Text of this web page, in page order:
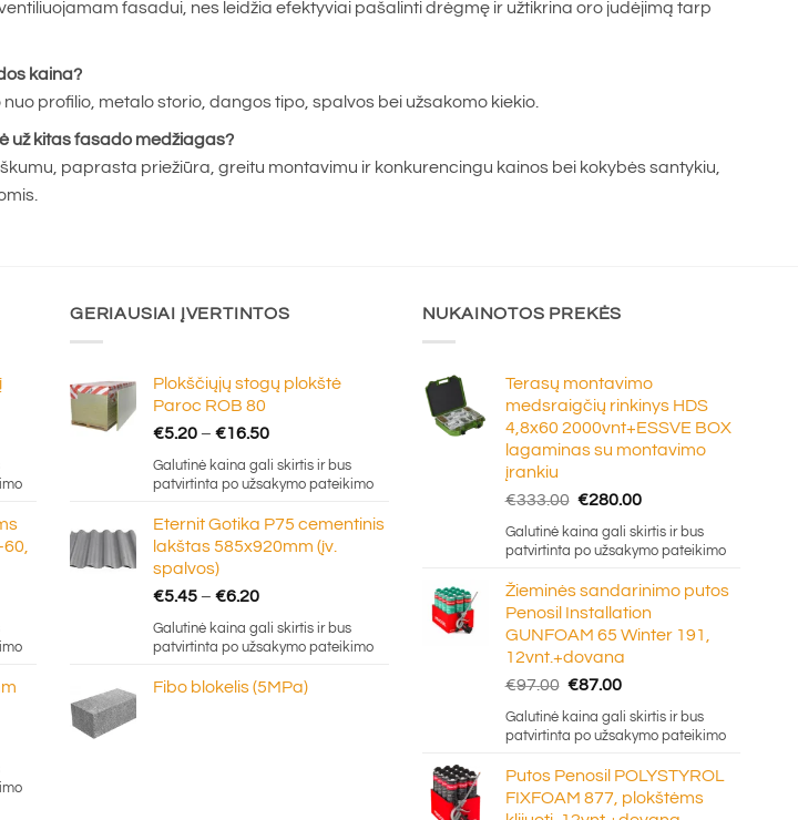
fasadui, nes leidžia efektyviai pašalinti drėgmę ir užtikrina oro judėjimą tarp
kaina?
profilio, metalo storio, dangos tipo, spalvos bei užsakomo kiekio.
už kitas fasado medžiagas?
paprasta priežiūra, greitu montavimu ir konkurencingu kainos bei kokybės santykiu,
GERIAUSIAI ĮVERTINTOS
Plokščiųjų stogų plokštė
Paroc ROB 80
€5.20 – €16.50Price
range:
€5.20
€16.50
Galutinė kaina gali skirtis ir bus
patvirtinta po užsakymo pateikimo
Eternit Gotika P75 cementinis
lakštas 585x920mm (įv.
spalvos)
€5.45 – €6.20Price
range:
€5.45
€6.20
Galutinė kaina gali skirtis ir bus
patvirtinta po užsakymo pateikimo
Fibo blokelis (5MPa)
NUKAINOTOS PREKĖS
Terasų montavimo
medsraigčių rinkinys HDS
4,8x60 2000vnt+ESSVE BOX
lagaminas su montavimo
įrankiu
€333.00 Original
price
was:
€280.00Current
price
is:
Galutinė kaina gali skirtis ir bus
patvirtinta po užsakymo pateikimo
Žieminės sandarinimo putos
Penosil Installation
GUNFOAM 65 Winter 191,
12vnt.+dovana
€97.00 Original
price
was:
€87.00Current
price
is:
Galutinė kaina gali skirtis ir bus
patvirtinta po užsakymo pateikimo
Putos Penosil POLYSTYROL
FIXFOAM 877, plokštėms